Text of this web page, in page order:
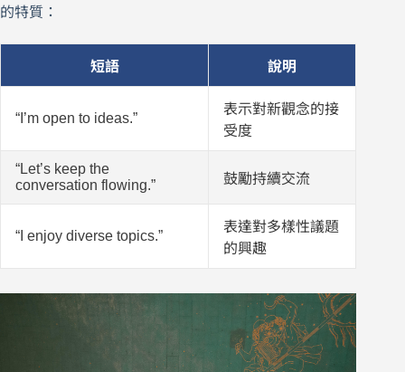
的特質：
短語 說明
“I’m open to ideas.”
表示對新觀念的接
受度
“Let’s keep the
conversation flowing.”
鼓勵持續交流
“I enjoy diverse topics.”
表達對多樣性議題
的興趣